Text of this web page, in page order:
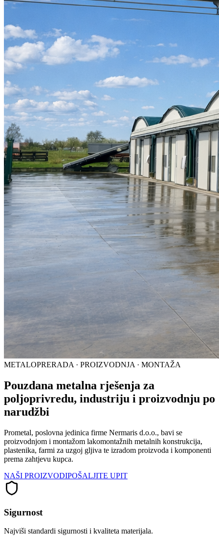
METALOPRERADA · PROIZVODNJA · MONTAŽA
Pouzdana metalna rješenja za
poljoprivredu, industriju i proizvodnju po
narudžbi
Prometal, poslovna jedinica firme Nermaris d.o.o., bavi se
proizvodnjom i montažom lakomontažnih metalnih konstrukcija,
plastenika, farmi za uzgoj gljiva te izradom proizvoda i komponenti
prema zahtjevu kupca.
NAŠI PROIZVODIPOŠALJITE UPIT
Sigurnost
Najviši standardi sigurnosti i kvaliteta materijala.